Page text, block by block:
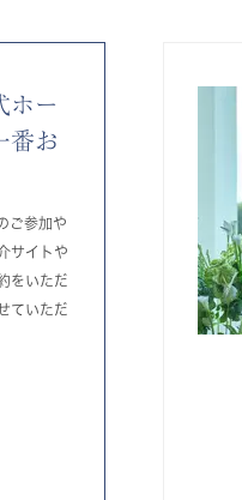
ホー
番お
ご参加や
サイトや
をいただ
ていただ